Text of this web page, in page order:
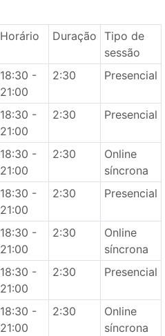
Horário Duração Tipo de
sessão
18:30 -
21:00
2:30 Presencial
18:30 -
21:00
2:30 Presencial
18:30 -
21:00
2:30
Online
síncrona
18:30 -
21:00
2:30 Presencial
18:30 -
21:00
2:30
Online
síncrona
18:30 -
21:00
2:30 Presencial
18:30 -
21:00
2:30
Online
síncrona